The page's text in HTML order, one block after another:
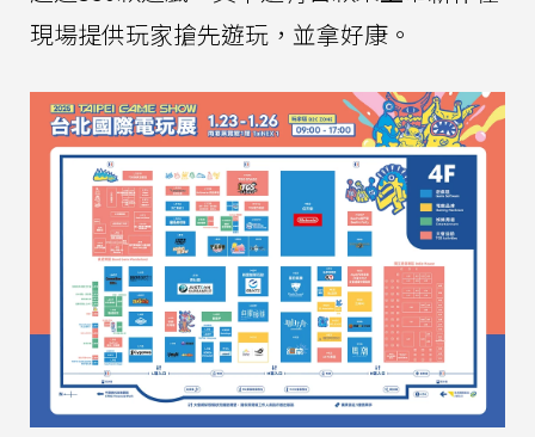
現場提供玩家搶先遊玩，並拿好康。